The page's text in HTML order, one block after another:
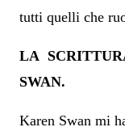
tutti quelli che
LA
SWAN.
Karen Swan mi